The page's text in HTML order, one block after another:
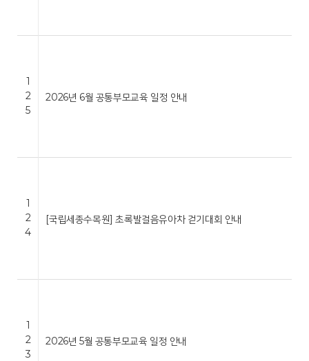
1
2
5
2026년 6월 공통부모교육 일정 안내
1
2
4
[국립세종수목원] 초록발걸음유아차 걷기대회 안내
1
2
3
2026년 5월 공통부모교육 일정 안내